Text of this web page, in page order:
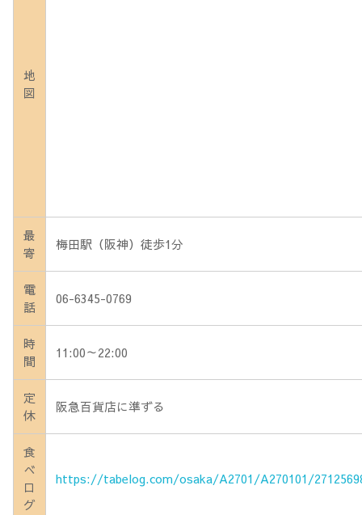
地
図
最
寄
梅田駅（阪神）徒歩1分
電
話
06-6345-0769
時
間
11:00～22:00
定
休
阪急百貨店に準ずる
食
べ
ロ
グ
https://tabelog.com/osaka/A2701/A270101/